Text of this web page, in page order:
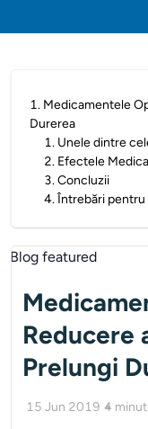
1. Medicamentele
Durerea
1. Unele dintre
2. Efectele
3.Concluzii
4.Întrebări pentru
Reducere
Prelungi
15 Jun 2019 4